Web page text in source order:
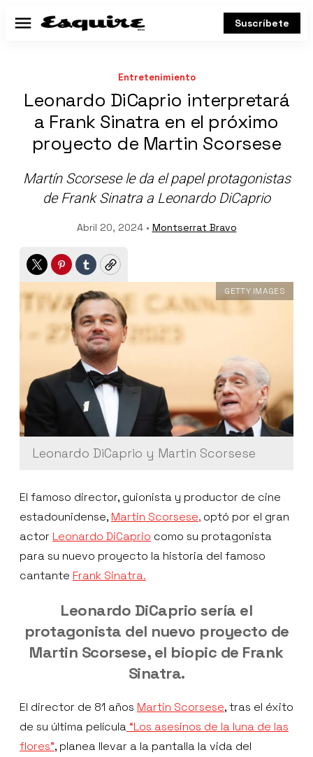
Menú Suscríbete
Entretenimiento
Leonardo DiCaprio interpretará
a Frank Sinatra en el próximo
proyecto de Martin Scorsese
Martín Scorsese le da el papel protagonistas
de Frank Sinatra a Leonardo DiCaprio
Abril 20, 2024 • Montserrat Bravo
TwitterPinterest
TumblrCopy
Leonardo DiCaprio y Martin Scorsese
GETTY IMAGES
El famoso director, guionista y productor de cine
estadounidense, Martin Scorsese, optó por el gran
actor Leonardo DiCaprio como su protagonista
para su nuevo proyecto la historia del famoso
cantante Frank Sinatra.
Leonardo DiCaprio sería el
protagonista del nuevo proyecto de
Martin Scorsese, el biopic de Frank
Sinatra.
El director de 81 años Martin Scorsese, tras el éxito
de su última película “Los asesinos de la luna de las
flores”, planea llevar a la pantalla la vida del